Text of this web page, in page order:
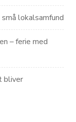
lokalsamfund
– ferie med
bliver